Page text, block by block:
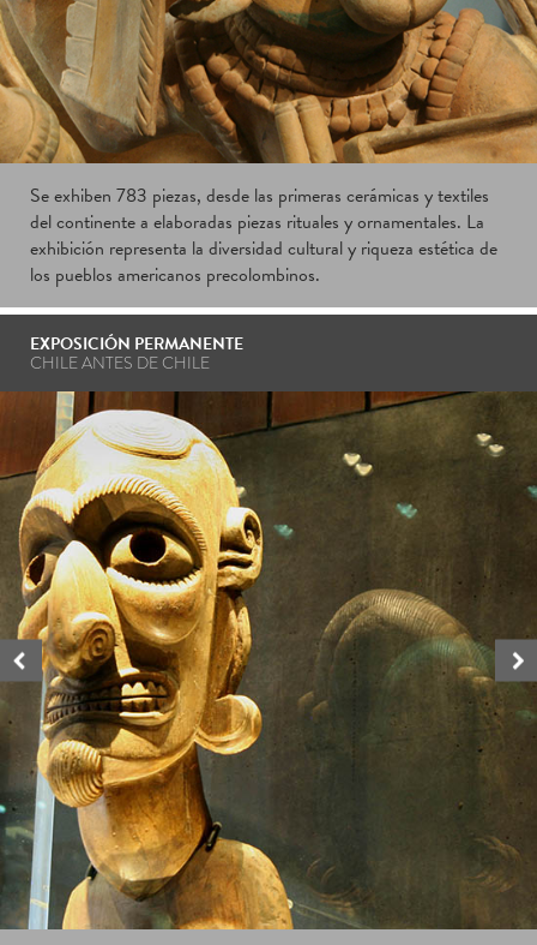
Se exhiben 783 piezas, desde las primeras cerámicas y textiles
del continente a elaboradas piezas rituales y ornamentales. La
exhibición representa la diversidad cultural y riqueza estética de
los pueblos americanos precolombinos.
EXPOSICIÓN PERMANENTE
CHILE ANTES DE CHILE